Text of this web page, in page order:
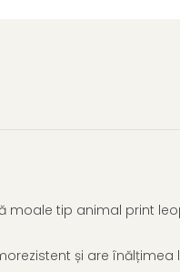
moale tip animal print
și are înălțimea